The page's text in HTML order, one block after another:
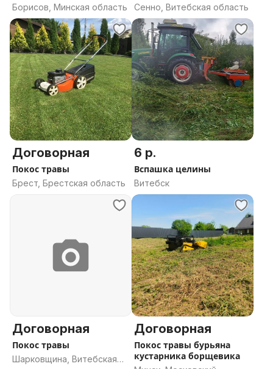
Борисов, Минская область Сенно, Витебская область
Договорная
Покос травы
Брест, Брестская область
6 р.
Вспашка целины
Витебск
Договорная
Покос травы
Шарковщина, Витебская
Договорная
Покос травы бурьяна
кустарника борщевика